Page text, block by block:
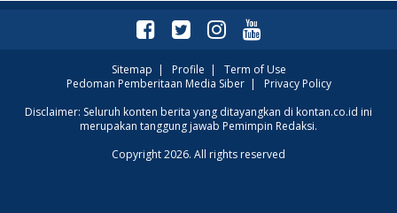
Jadwal Perempat Final
GOTF MLBB 2026: ONIC
Amankan Semifinal
Sitemap | Profile | Term of Use
Pedoman Pemberitaan Media Siber| Privacy Policy
Disclaimer: Seluruh konten berita yang ditayangkan di kontan.co.id ini
merupakan tanggung jawab Pemimpin Redaksi.
Copyright 2026. All rights reserved